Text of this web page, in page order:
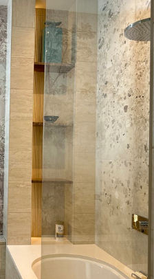
agua.
cm de altura: aplicación sin
cm de altura: aplicación con